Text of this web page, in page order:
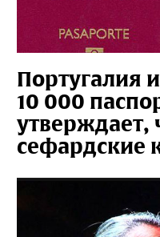
Португалия
10 000
утверждает,
сефардские